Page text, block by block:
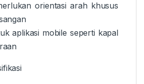
orientasi arah khusus
aplikasi mobile seperti kapal